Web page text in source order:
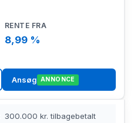
8,99 %
Ansøg ANNONCE
300.000 kr. tilbagebetalt